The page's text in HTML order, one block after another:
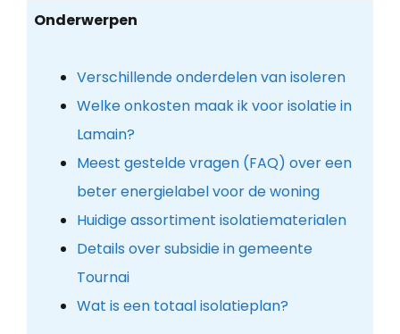
Onderwerpen
Verschillende onderdelen van isoleren
Welke onkosten maak ik voor isolatie in
Lamain?
Meest gestelde vragen (FAQ) over een
beter energielabel voor de woning
Huidige assortiment isolatiematerialen
Details over subsidie in gemeente
Tournai
Wat is een totaal isolatieplan?